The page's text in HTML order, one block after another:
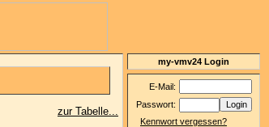
zur Tabelle...
my-vmv24 Login
E-Mail:
Passwort:
Kennwort vergessen?